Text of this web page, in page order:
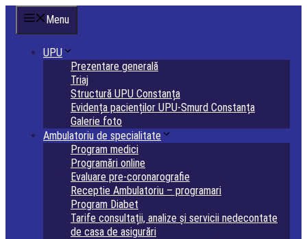
Sari
conținut
Menu
UPU
Prezentare generală
Triaj
Structură UPU Constanța
Evidența pacienților UPU-Smurd Constanța
Galerie foto
Ambulatoriu de specialitate
Program medici
Programări online
Evaluare pre-coronarografie
Receptie Ambulatoriu – programari
Program Diabet
Tarife consultații, analize și servicii nedecontate
de casa de asigurări